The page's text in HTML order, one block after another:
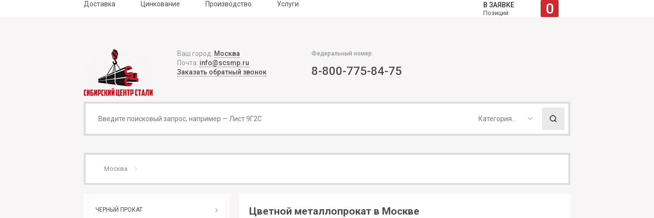
Доставка Цинкование Производство Услуги В ЗАЯВКЕ
Позиций 0
Ваш город: Москва
Почта: info@scsmp.ru
Заказать обратный звонок
Федеральный номер
8-800-775-84-75
Категория...
Москва
Цветной металлопрокат в Москве
ЧЕРНЫЙ ПРОКАТ